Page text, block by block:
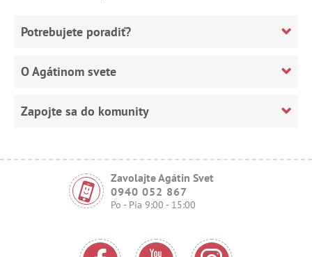
Potrebujete poradiť?
O Agátinom svete
Zapojte sa do komunity
Zavolajte Agátin Svet
0940 052 867
Po - Pia 9:00 - 15:00